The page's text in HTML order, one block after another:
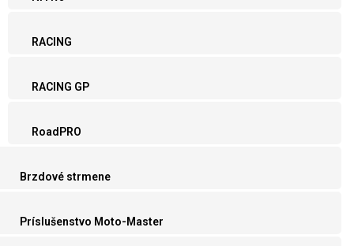
RACING
RACING GP
RoadPRO
Brzdové strmene
Príslušenstvo Moto-Master